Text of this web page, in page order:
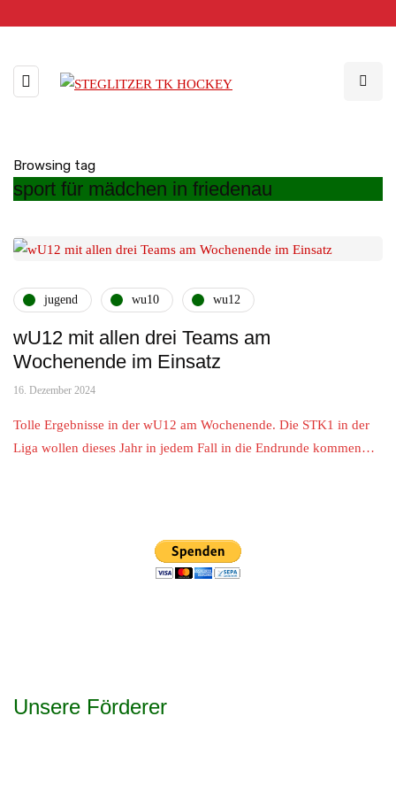
Browsing tag
sport für mädchen in friedenau
jugend wu10 wu12
wU12 mit allen drei Teams am
Wochenende im Einsatz
16. Dezember 2024
Tolle Ergebnisse in der wU12 am Wochenende. Die STK1 in der
Liga wollen dieses Jahr in jedem Fall in die Endrunde kommen…
Unsere Förderer